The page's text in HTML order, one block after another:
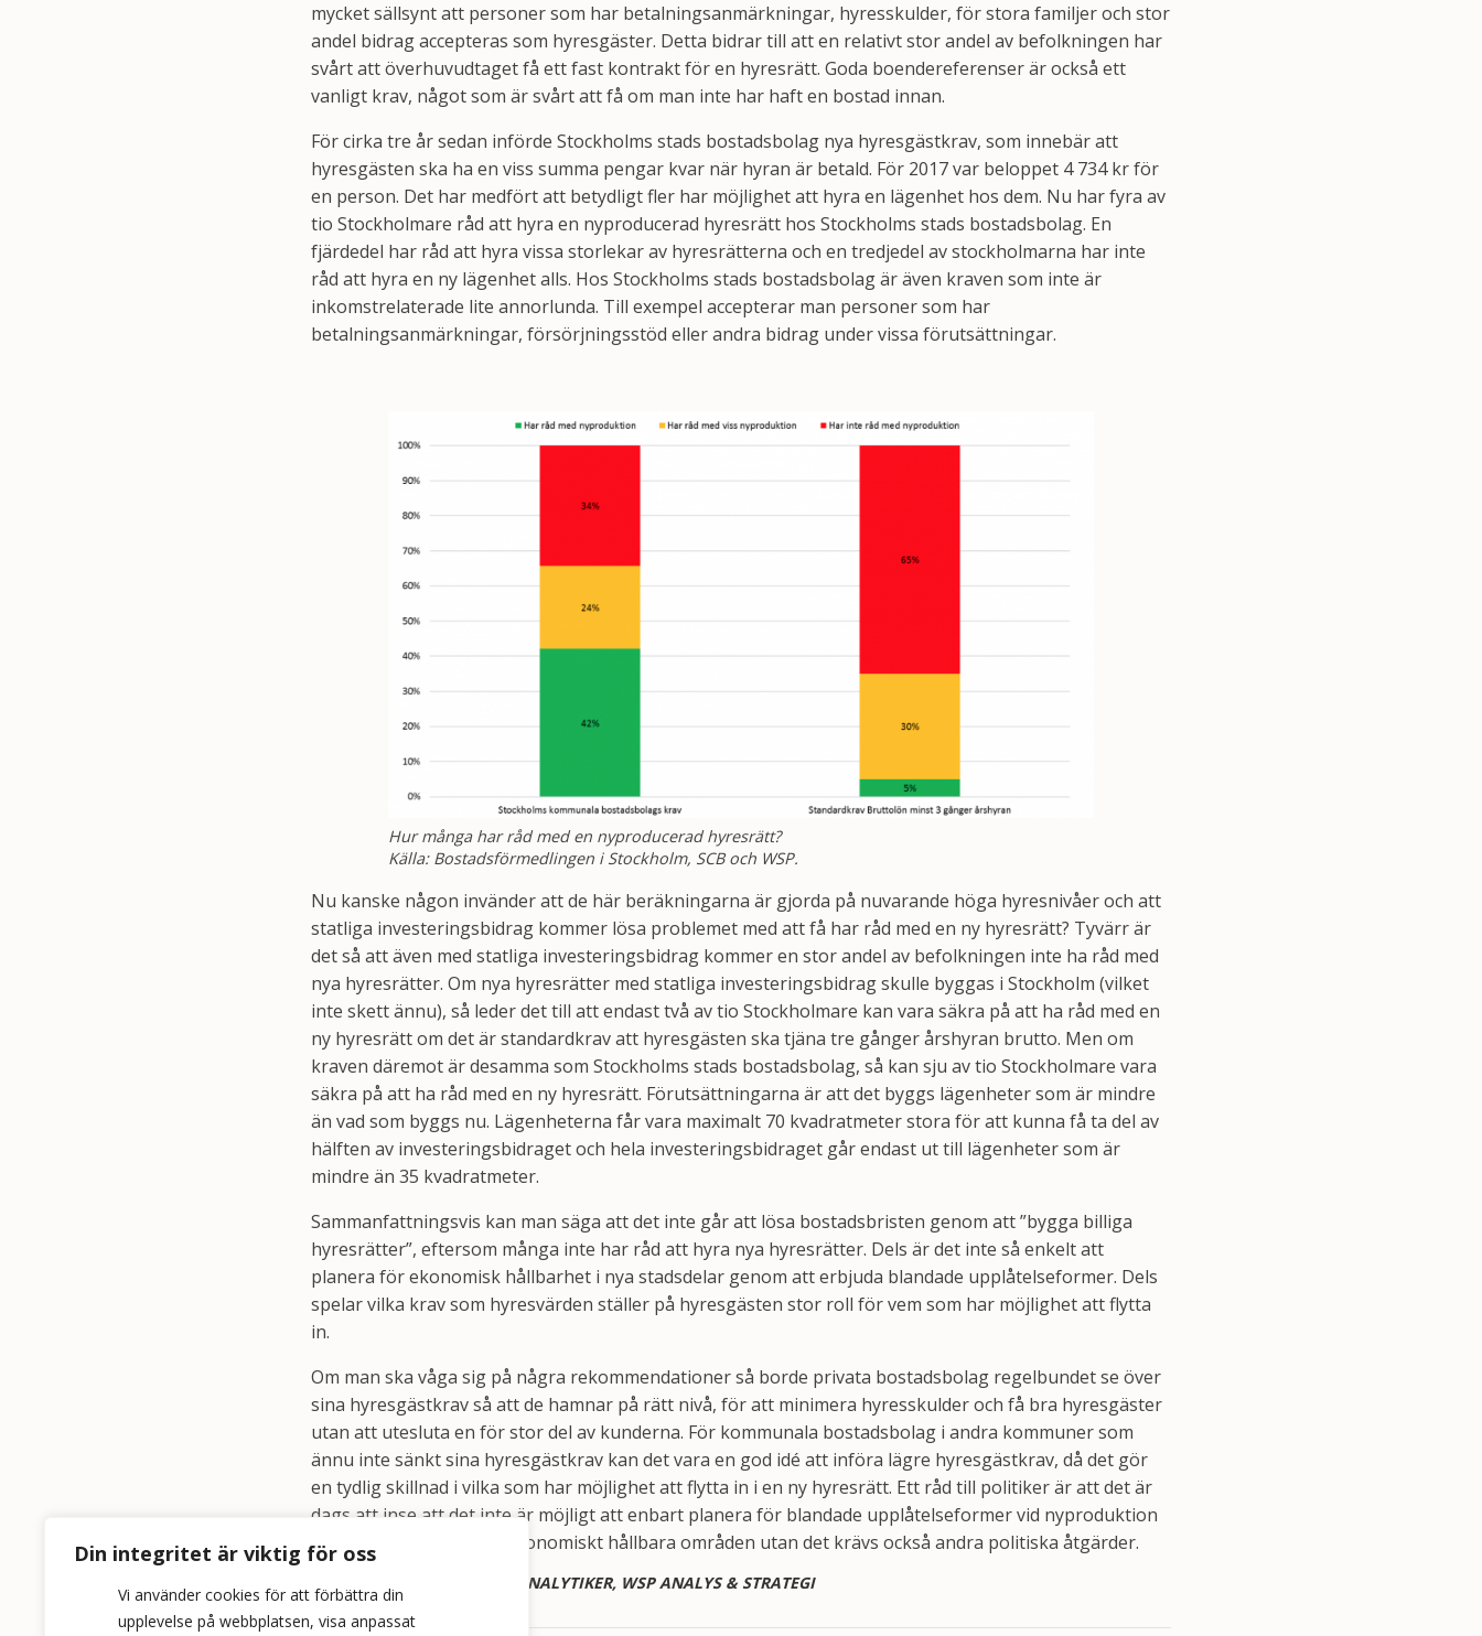
Din integritet är viktig för oss
Vi använder cookies för att förbättra din
upplevelse på webbplatsen, visa anpassat
mycket sällsynt att personer som har betalningsanmärkningar, hyresskulder, för stora familjer och stor
andel bidrag accepteras som hyresgäster. Detta bidrar till att en relativt stor andel av befolkningen har
svårt att överhuvudtaget få ett fast kontrakt för en hyresrätt. Goda boendereferenser är också ett
vanligt krav, något som är svårt att få om man inte har haft en bostad innan.
För cirka tre år sedan införde Stockholms stads bostadsbolag nya hyresgästkrav, som innebär att
hyresgästen ska ha en viss summa pengar kvar när hyran är betald. För 2017 var beloppet 4 734 kr för
en person. Det har medfört att betydligt fler har möjlighet att hyra en lägenhet hos dem. Nu har fyra av
tio Stockholmare råd att hyra en nyproducerad hyresrätt hos Stockholms stads bostadsbolag. En
fjärdedel har råd att hyra vissa storlekar av hyresrätterna och en tredjedel av stockholmarna har inte
råd att hyra en ny lägenhet alls. Hos Stockholms stads bostadsbolag är även kraven som inte är
inkomstrelaterade lite annorlunda. Till exempel accepterar man personer som har
betalningsanmärkningar, försörjningsstöd eller andra bidrag under vissa förutsättningar.
Hur många har råd med en nyproducerad hyresrätt?
Källa: Bostadsförmedlingen i Stockholm, SCB och WSP.
Nu kanske någon invänder att de här beräkningarna är gjorda på nuvarande höga hyresnivåer och att
statliga investeringsbidrag kommer lösa problemet med att få har råd med en ny hyresrätt? Tyvärr är
det så att även med statliga investeringsbidrag kommer en stor andel av befolkningen inte ha råd med
nya hyresrätter. Om nya hyresrätter med statliga investeringsbidrag skulle byggas i Stockholm (vilket
inte skett ännu), så leder det till att endast två av tio Stockholmare kan vara säkra på att ha råd med en
ny hyresrätt om det är standardkrav att hyresgästen ska tjäna tre gånger årshyran brutto. Men om
kraven däremot är desamma som Stockholms stads bostadsbolag, så kan sju av tio Stockholmare vara
säkra på att ha råd med en ny hyresrätt. Förutsättningarna är att det byggs lägenheter som är mindre
än vad som byggs nu. Lägenheterna får vara maximalt 70 kvadratmeter stora för att kunna få ta del av
hälften av investeringsbidraget och hela investeringsbidraget går endast ut till lägenheter som är
mindre än 35 kvadratmeter.
Sammanfattningsvis kan man säga att det inte går att lösa bostadsbristen genom att ”bygga billiga
hyresrätter”, eftersom många inte har råd att hyra nya hyresrätter. Dels är det inte så enkelt att
planera för ekonomisk hållbarhet i nya stadsdelar genom att erbjuda blandade upplåtelseformer. Dels
spelar vilka krav som hyresvärden ställer på hyresgästen stor roll för vem som har möjlighet att flytta
in.
Om man ska våga sig på några rekommendationer så borde privata bostadsbolag regelbundet se över
sina hyresgästkrav så att de hamnar på rätt nivå, för att minimera hyresskulder och få bra hyresgäster
utan att utesluta en för stor del av kunderna. För kommunala bostadsbolag i andra kommuner som
ännu inte sänkt sina hyresgästkrav kan det vara en god idé att införa lägre hyresgästkrav, då det gör
en tydlig skillnad i vilka som har möjlighet att flytta in i en ny hyresrätt. Ett råd till politiker är att det är
dags att inse att det inte är möjligt att enbart planera för blandade upplåtelseformer vid nyproduktion
för att få till socialt och ekonomiskt hållbara områden utan det krävs också andra politiska åtgärder.
LINDA LÖVGREN, BOSTADSANALYTIKER, WSP ANALYS & STRATEGI